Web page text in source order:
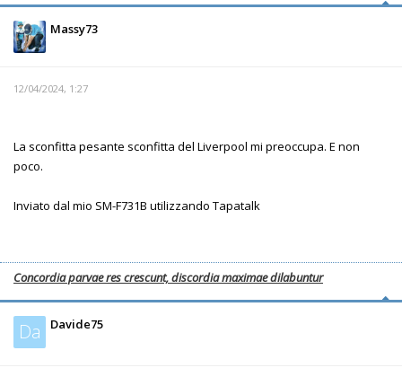
Massy73
12/04/2024, 1:27
La sconfitta pesante sconfitta del Liverpool mi preoccupa. E non
poco.
Inviato dal mio SM-F731B utilizzando Tapatalk
Concordia parvae res crescunt, discordia maximae dilabuntur
Da Davide75